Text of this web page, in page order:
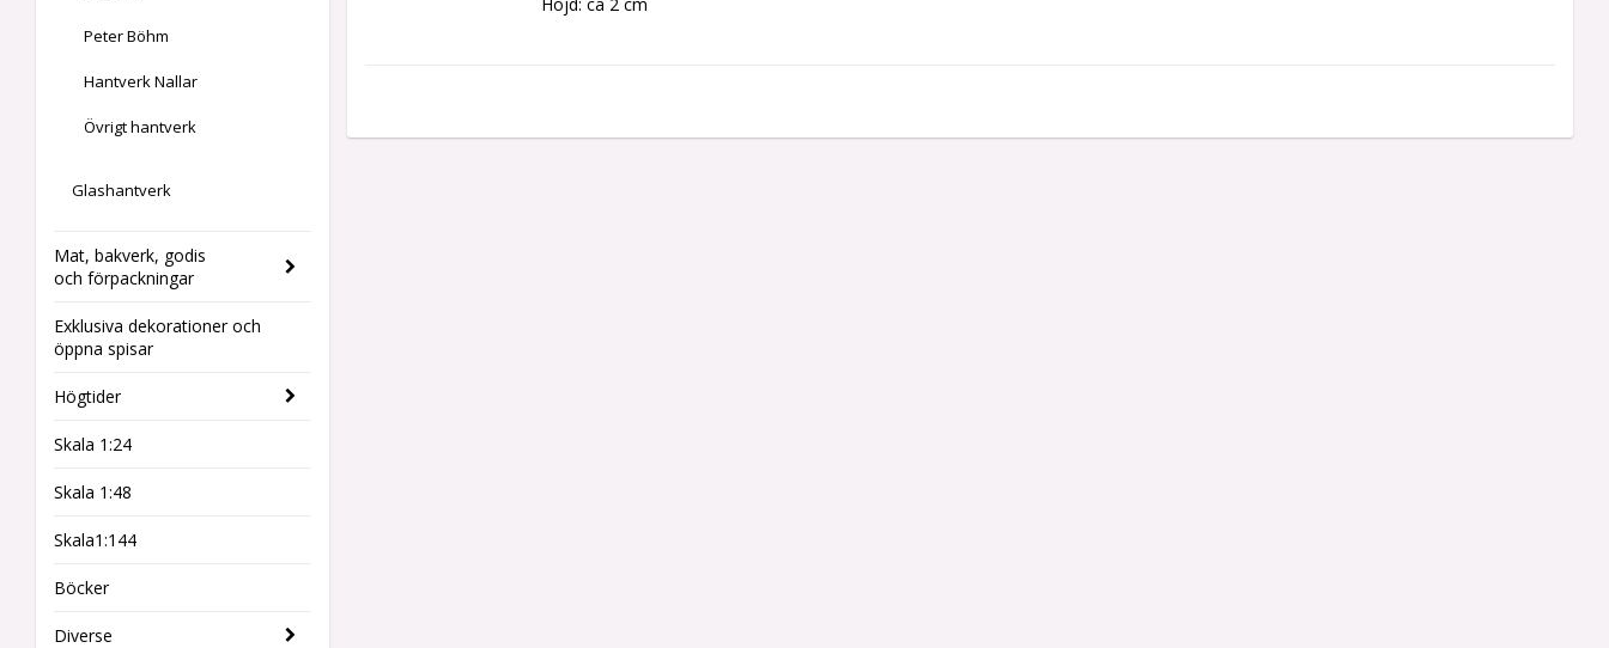
Peter Böhm
Hantverk Nallar
Övrigt hantverk
Glashantverk
Mat, bakverk, godis
och förpackningar
Exklusiva dekorationer och
öppna spisar
Högtider
Skala 1:24
Skala 1:48
Skala1:144
Böcker
Diverse